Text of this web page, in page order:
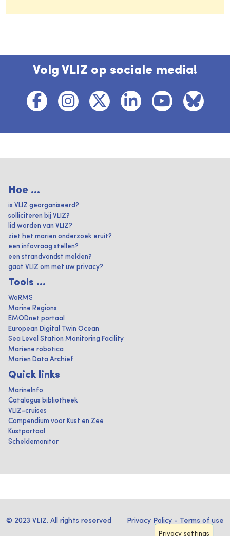
Volg VLIZ op sociale media!
Hoe ...
is VLIZ georganiseerd?
solliciteren bij VLIZ?
lid worden van VLIZ?
ziet het marien onderzoek eruit?
een infovraag stellen?
een strandvondst melden?
gaat VLIZ om met uw privacy?
Tools ...
WoRMS
Marine Regions
EMODnet portaal
European Digital Twin Ocean
Sea Level Station Monitoring Facility
Mariene robotica
Marien Data Archief
Quick links
MarineInfo
Catalogus bibliotheek
VLIZ-cruises
Compendium voor Kust en Zee
Kustportaal
Scheldemonitor
© 2023 VLIZ. All rights reserved Privacy Policy - Terms of use
Privacy settings